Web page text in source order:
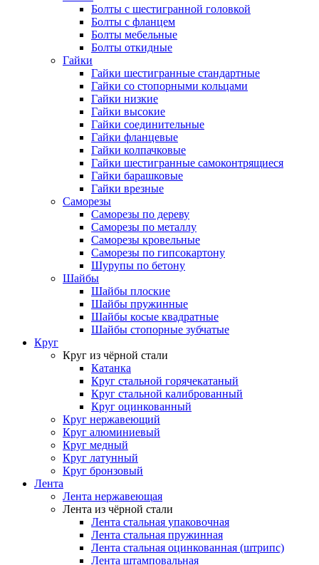
Болты с шестигранной головкой
Болты с фланцем
Болты мебельные
Болты откидные
Гайки
Гайки шестигранные стандартные
Гайки со стопорными кольцами
Гайки низкие
Гайки высокие
Гайки соединительные
Гайки фланцевые
Гайки колпачковые
Гайки шестигранные самоконтрящиеся
Гайки барашковые
Гайки врезные
Саморезы
Саморезы по дереву
Саморезы по металлу
Саморезы кровельные
Саморезы по гипсокартону
Шурупы по бетону
Шайбы
Шайбы плоские
Шайбы пружинные
Шайбы косые квадратные
Шайбы стопорные зубчатые
Круг
Круг из чёрной стали
Катанка
Круг стальной горячекатаный
Круг стальной калиброванный
Круг оцинкованный
Круг нержавеющий
Круг алюминиевый
Круг медный
Круг латунный
Круг бронзовый
Лента
Лента нержавеющая
Лента из чёрной стали
Лента стальная упаковочная
Лента стальная пружинная
Лента стальная оцинкованная (штрипс)
Лента штамповальная